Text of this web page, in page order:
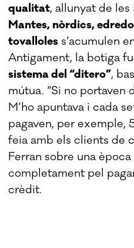
qualitat, allunyat de
Mantes, nòrdics,
tovalloles s’acumulen
Antigament, la botiga
sistema del “ditero”,
mútua. “Si no portaven
M’ho apuntava i cada
pagaven, per
feia amb els clients de
Ferran sobre una
completament pel
crèdit.